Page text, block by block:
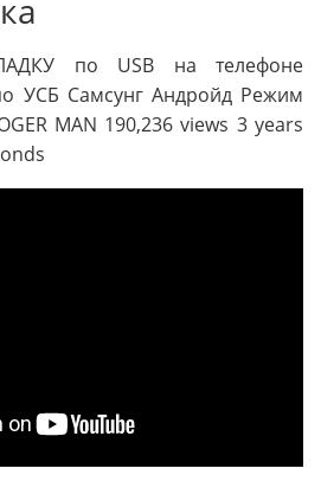
по USB на телефоне
УСБ Самсунг Андройд Режим
MAN 190,236 views 3 years